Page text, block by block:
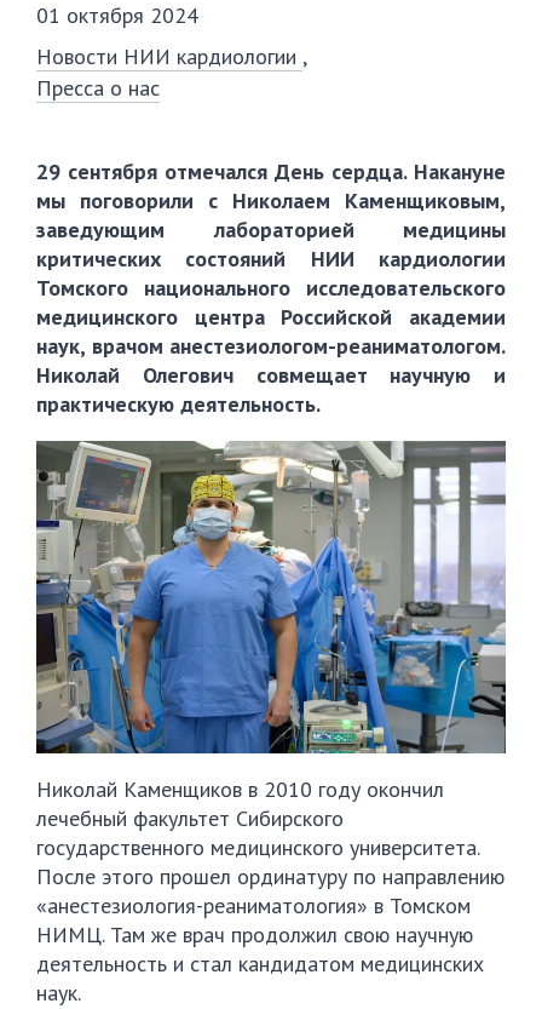
01 октября 2024
Новости НИИ кардиологии
Пресса о нас
29 сентября отмечался День сердца. Накануне
мы поговорили с Николаем Каменщиковым,
заведующим лабораторией медицины
критических состояний НИИ кардиологии
Томского национального исследовательского
медицинского центра Российской академии
наук, врачом анестезиологом-реаниматологом.
Николай Олегович совмещает научную и
практическую деятельность.
Николай Каменщиков в 2010 году окончил
лечебный факультет Сибирского
государственного медицинского университета.
После этого прошел ординатуру по направлению
«анестезиология-реаниматология» в Томском
НИМЦ. Там же врач продолжил свою научную
деятельность и стал кандидатом медицинских
наук.